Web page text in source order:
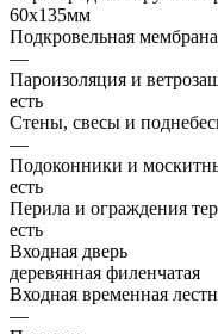
60х135мм
Подкровельная мембрана
—
Пароизоляция и
есть
Стены, свесы и
—
Подоконники и
есть
Перила и ограждения
есть
Входная дверь
деревянная филенчатая
Входная временная
—